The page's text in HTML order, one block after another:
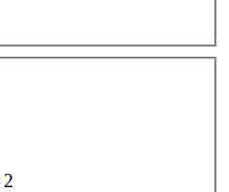
2